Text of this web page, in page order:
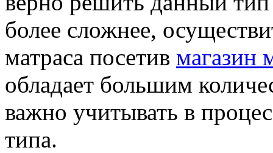
более сложнее,
матраса посетив магазин
обладает большим
важно учитывать в
типа.